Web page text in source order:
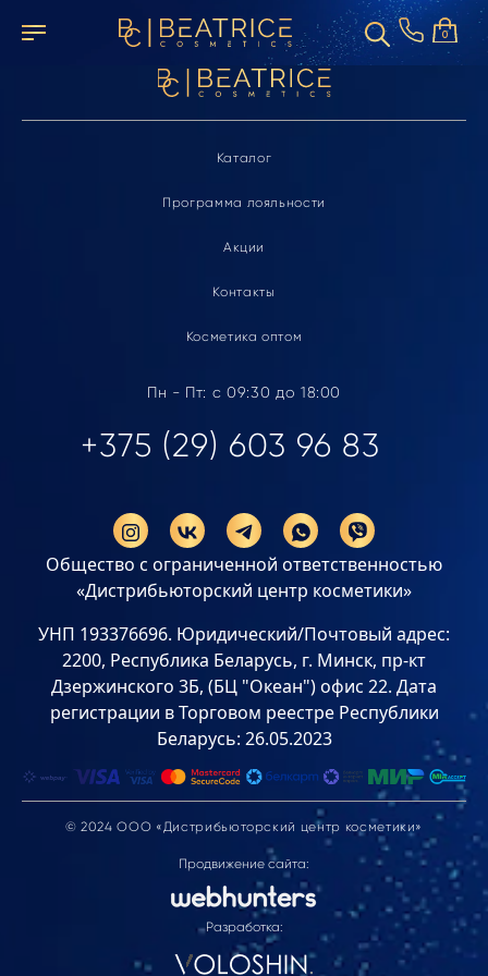
0
Элемент не найден
Каталог
Программа лояльности
Акции
Контакты
Косметика оптом
Пн - Пт: с 09:30 до 18:00
+375 (29) 603 96 83
Общество с ограниченной ответственностью
«Дистрибьюторский центр косметики»
УНП 193376696. Юридический/Почтовый адрес:
2200, Республика Беларусь, г. Минск, пр-кт
Дзержинского 3Б, (БЦ "Океан") офис 22. Дата
регистрации в Торговом реестре Республики
Беларусь: 26.05.2023
© 2024 ООО «Дистрибьюторский центр косметики»
Продвижение сайта:
Разработка: